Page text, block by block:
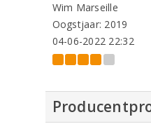
Wim Marseille
Oogstjaar: 2019
04-06-2022 22:32